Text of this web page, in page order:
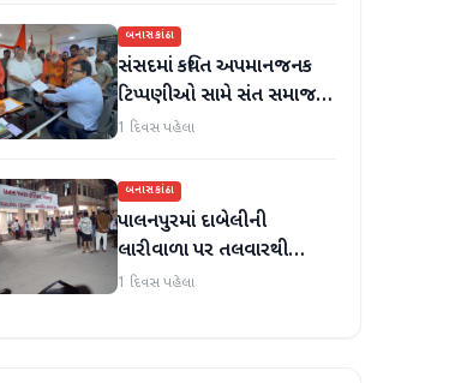
બનાસકાંઠા
સંસદમાં કથિત અપમાનજનક
ટિપ્પણીઓ સામે સંત સમાજમાં
રોષ: પાલનપુરમાં VHP સાથે
આવેદનપત્ર આપ્યું
1 દિવસ પહેલા
બનાસકાંઠા
પાલનપુરમાં દાબેલીની
લારીવાળા પર તલવારથી
હુમલો: બે ઈજાગ્રસ્ત, આરોપી
1 દિવસ પહેલા